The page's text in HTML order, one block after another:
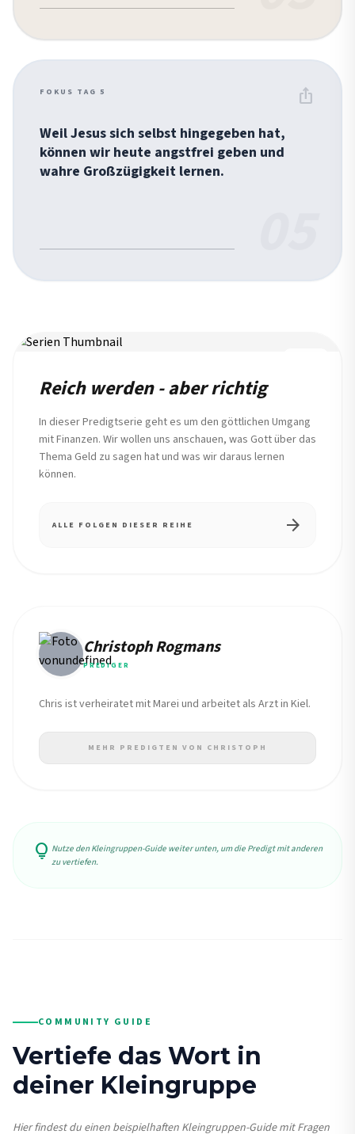
FOKUS TAG 5 ios_share
Weil Jesus sich selbst hingegeben hat,
können wir heute angstfrei geben und
wahre Großzügigkeit lernen.
Reich werden - aber richtig
In dieser Predigtserie geht es um den göttlichen Umgang
mit Finanzen. Wir wollen uns anschauen, was Gott über das
Thema Geld zu sagen hat und was wir daraus lernen
können.
ALLE FOLGEN DIESER REIHE arrow_forward
Christoph Rogmans
PREDIGER
Chris ist verheiratet mit Marei und arbeitet als Arzt in Kiel.
MEHR PREDIGTEN VON CHRISTOPH
lightbulb Nutze den Kleingruppen-Guide weiter unten, um die Predigt mit anderen
zu vertiefen.
COMMUNITY GUIDE
Vertiefe das Wort in
deiner Kleingruppe
Hier findest du einen beispielhaften Kleingruppen-Guide mit Fragen